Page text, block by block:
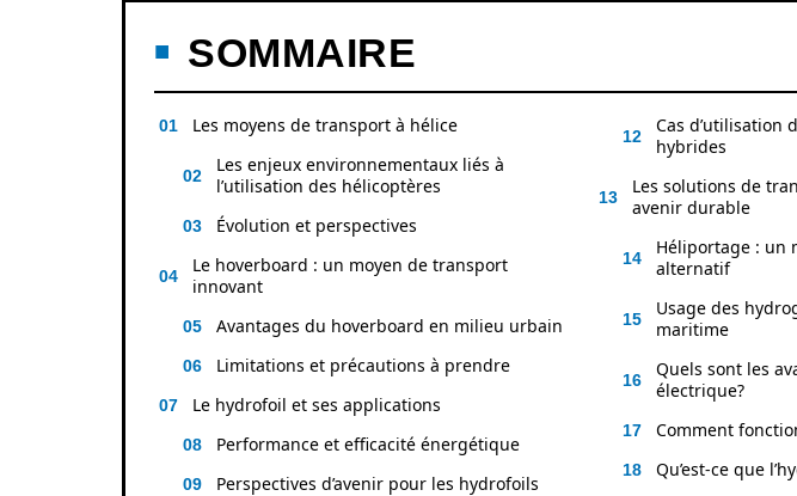
SOMMAIRE
Les moyens de transport à hélice
Les enjeux environnementaux liés à
l’utilisation des hélicoptères
Évolution et perspectives
Le hoverboard : un moyen de transport
innovant
Avantages du hoverboard en milieu urbain
Limitations et précautions à prendre
Le hydrofoil et ses applications
Performance et efficacité énergétique
Perspectives d’avenir pour les hydrofoils
Cas d’utilisation
hybrides
Les solutions de
avenir durable
Héliportage : un
alternatif
Usage des
maritime
Quels sont les
électrique?
Comment
Qu’est-ce que